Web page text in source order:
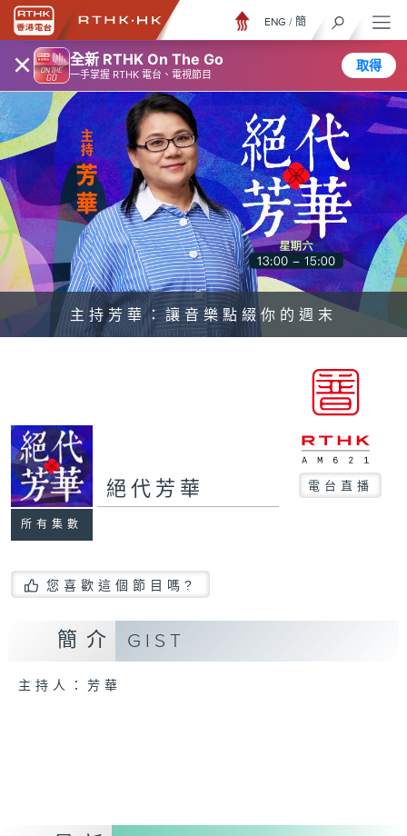
× 全新 RTHK On The Go
一手掌握 RTHK 電台、電視節目
取得
ENG / 簡
主持芳華：讓音樂點綴你的週末
所有集數
絕代芳華 電台直播
您喜歡這個節目嗎?
簡介 GIST
主持人：芳華